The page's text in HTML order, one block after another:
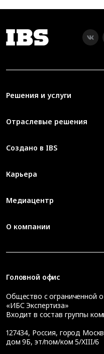
Решения и услуги
Отраслевые решения
Создано в IBS
Карьера
Медиацентр
О компании
Головной офис
Общество с ограниченной
«ИБС Экспертиза»
Входит в состав группы
127434, Россия, город
дом 9Б, эт/пом/ком 5/XIII/6